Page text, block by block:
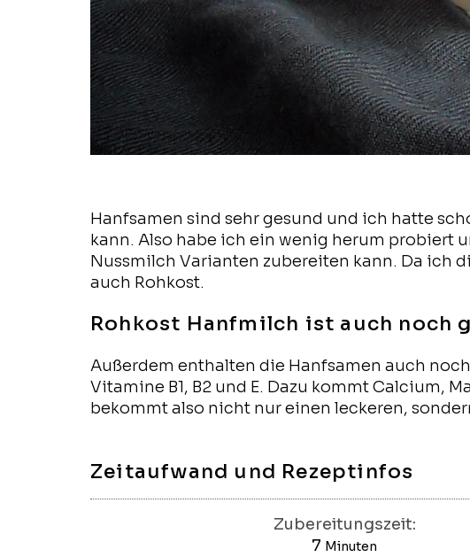
Hanfsamen sind sehr gesund und ich hatte
kann. Also habe ich ein wenig herum probiert
Nussmilch Varianten zubereiten kann. Da ich
auch Rohkost.
Rohkost Hanfmilch ist auch noch
Außerdem enthalten die Hanfsamen auch
Vitamine B1, B2 und E. Dazu kommt Calcium,
bekommt also nicht nur einen leckeren,
Zeitaufwand und Rezeptinfos
Zubereitungszeit:
7 Minuten
Minuten